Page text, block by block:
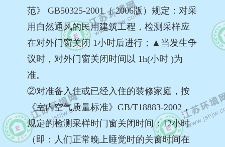
范》 GB50325-2001（ 2006版）规定：对采
用自然通风的民用建筑工程，检测采样应
在对外门窗关闭 1小时后进行；▲当发生争
议时，对外门窗关闭时间以 1h(小时 )为
准。
②对准备入住或已经入住的装修家庭，按
《室内空气质量标准》GB/T18883-2002，
规定的检测采样时门窗关闭时间：12小时
（即：人们正常晚上睡觉时的关窗时间在